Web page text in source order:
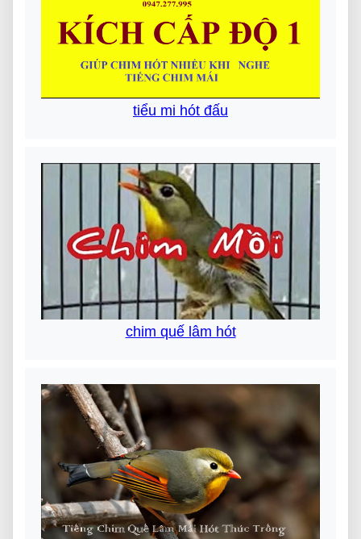
tiểu mi hót đấu
chim quế lâm hót